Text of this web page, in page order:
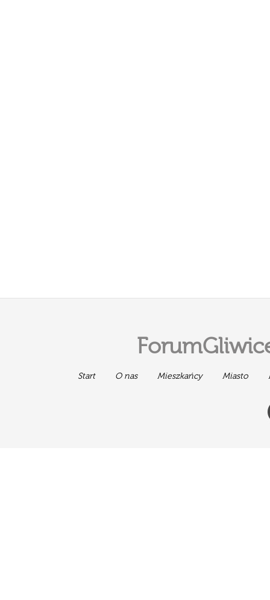
Start O nas Mieszkańcy Miasto